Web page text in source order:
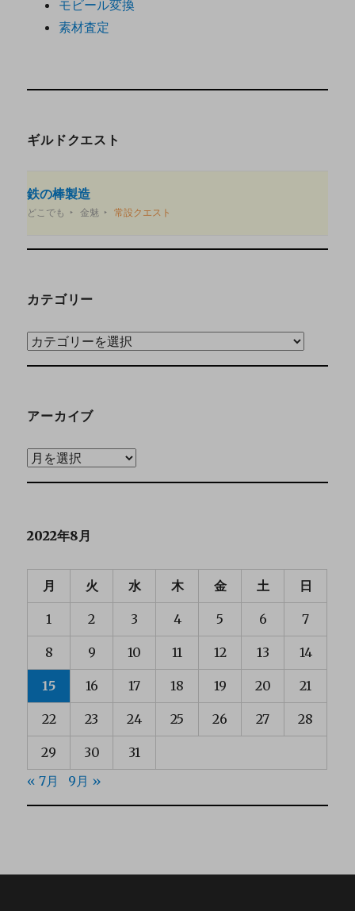
モビール変換
素材査定
ギルドクエスト
鉄の棒製造
どこでも 金魅 常設クエスト
カテゴリー
アーカイブ
2022年8月
月 火 水 木 金 土 日
1 2 3 4 5 6 7
8 9 10 11 12 13 14
15 16 17 18 19 20 21
22 23 24 25 26 27 28
29 30
31
« 7月
9月 »